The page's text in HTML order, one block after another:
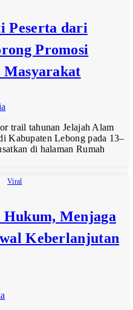
Peserta dari
Promosi
Masyarakat
trail tahunan Jelajah Alam
Kabupaten Lebong pada 13–
di halaman Rumah
Viral
Hukum, Menjaga
Keberlanjutan